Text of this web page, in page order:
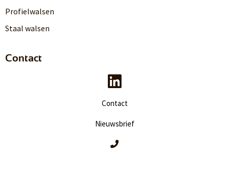
Profielwalsen
Staal walsen
Contact
Contact
Nieuwsbrief